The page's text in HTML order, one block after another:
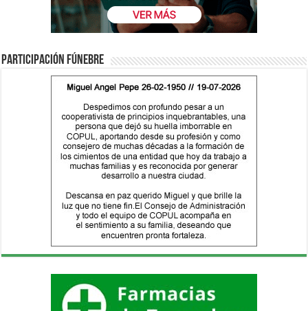
Participación fúnebre